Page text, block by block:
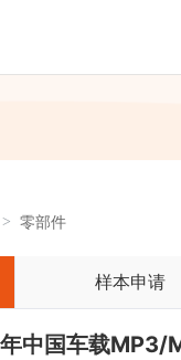
零部件
样本申请
中国车载MP3/